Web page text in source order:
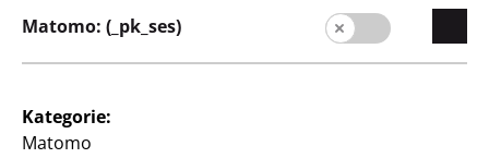
Matomo: (_pk_ses)
Kategorie:
Matomo